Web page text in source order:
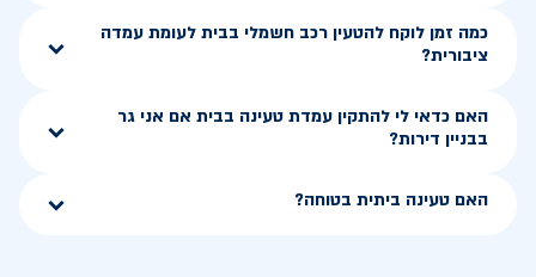
כמה זמן לוקח להטעין רכב חשמלי בבית לעומת עמדה
ציבורית?
האם כדאי לי להתקין עמדת טעינה בבית אם אני גר
בבניין דירות?
האם טעינה ביתית בטוחה?